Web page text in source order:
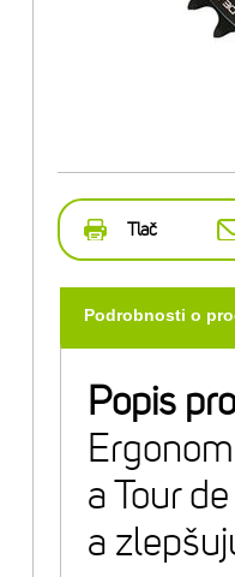
Tlač
Podrobnosti o
Popis
a Tour
a